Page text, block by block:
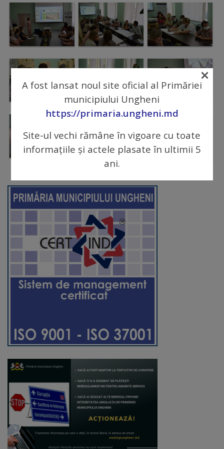
Galerii
foto
Administrație
Primărie
Primar
Viceprimari
Organigrama
Aparatul
primăriei
Regulamentul
funcționare
Integritate
calitate
Consiliul
Municipal
Secretar
Consilieri
A fost lansat noul site oficial al Primăriei
municipiului Ungheni
https://primaria.ungheni.md
Site-ul vechi rămâne în vigoare cu toate
informațiile și actele plasate în ultimii 5
ani.
×